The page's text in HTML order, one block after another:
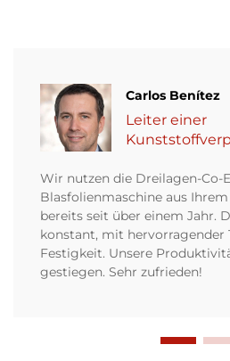
Carlos Benítez
Leiter einer
Wir nutzen die Dreilagen-Co-
Blasfolienmaschine aus
bereits seit über einem Jahr.
konstant, mit hervorragender
Festigkeit. Unsere
gestiegen. Sehr zufrieden!